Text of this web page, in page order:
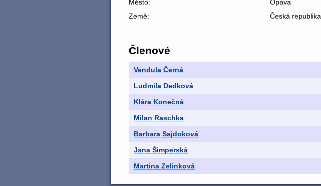
Město:
Opava
Země:
Česká republika
Členové
Vendula Černá
Ludmila Dedková
Klára Konečná
Milan Raschka
Barbara Sajdoková
Jana Šimperská
Martina Zelinková